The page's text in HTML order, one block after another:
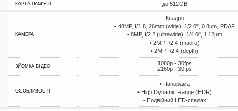
КАРТА ПАМ'ЯТІ до 512GB
КАМЕРА
Квадро
• 48MP, f/1.8, 26mm (wide), 1/2.0", 0.8µm, PDAF
• 8MP, f/2.2 (ultrawide), 1/4.0", 1.12µm
• 2MP, f/2.4 (macro)
• 2MP, f/2.4 (depth)
ЗЙОМКА ВІДЕО
1080p - 30fps
2160p - 30fps
ОСОБЛИВОСТІ
• Панорама
• High Dynamic Range (HDR)
• Подвійний LED-спалах